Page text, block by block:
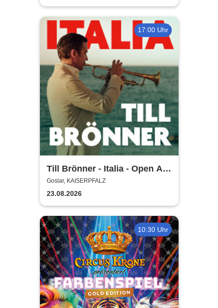
17:00 Uhr
Till Brönner - Italia - Open Air
2026
Goslar, KAISERPFALZ
23.08.2026
10:30 Uhr